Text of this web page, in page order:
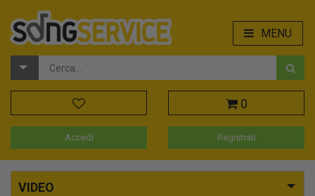
MENU
0
Accedi Registrati
VIDEO